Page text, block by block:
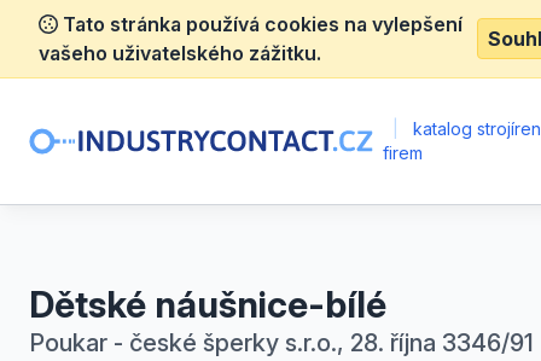
Tato stránka používá cookies na vylepšení
vašeho uživatelského zážitku.
katalog
firem
Dětské náušnice-bílé
Poukar - české šperky s.r.o., 28. října 3346/91